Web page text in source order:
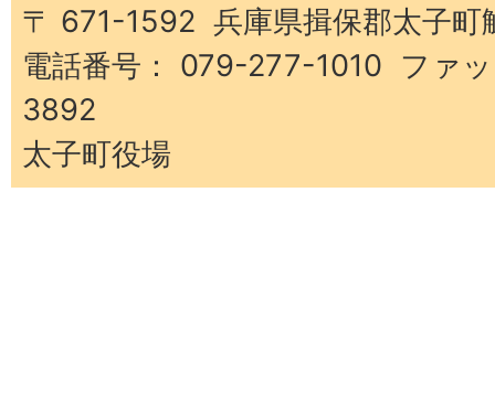
町
〒 671-1592 兵庫県揖保郡太子町
電話番号： 079-277-1010 ファ
3892
太子町役場